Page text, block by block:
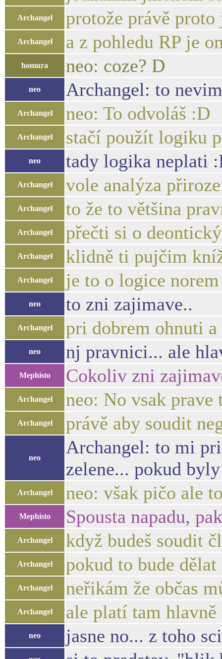
Archangel protože právě
Archangel a z pohledu RP je
homura neo: coze? D
neo Archangel: to
Archangel neo: To odvoláš :D
Archangel stačí použít logiku
neo tady logika neplati
Archangel vole analýza
Archangel to že to většina
Archangel přečti si o
Archangel klidně ti pujčim
Archangel je to o logice
neo to zni zajimave..
Archangel pri dobrem ohnuti a
neo nj pravnici... ale
Mephisto Cokoliv zni
Archangel neo: No vsak
Archangel právě aby soudit
neo
Archangel: to mi
zelene... pokud
Archangel neo: však pičo ale
Mephisto Spousta napadu,
Archangel když budeš soudit
Archangel pokud to bude
Archangel neřikám že občas
Archangel ale platí tam
neo jasne no... z toho